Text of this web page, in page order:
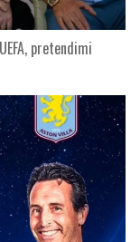
pretendimi